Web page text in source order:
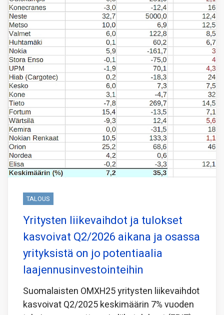
TALOUS
Yritysten liikevaihdot ja tulokset
kasvoivat Q2/2026 aikana ja osassa
yrityksistä on jo potentiaalia
laajennusinvestointeihin
Suomalaisten OMXH25 yritysten liikevaihdot
kasvoivat Q2/2025 keskimäärin 7% vuoden